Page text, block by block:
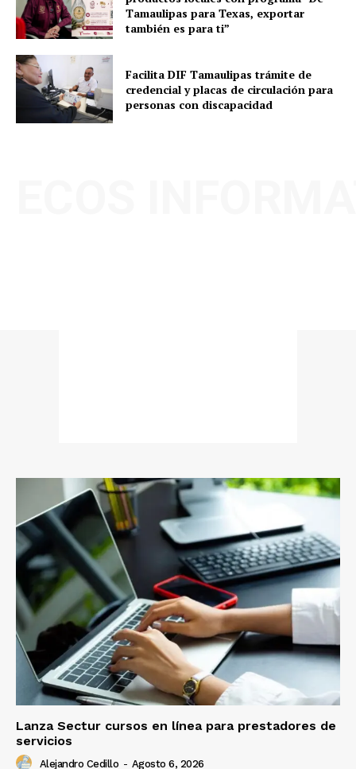
Tamaulipas para Texas, exportar
también es para ti”
Facilita DIF Tamaulipas trámite de
credencial y placas de circulación para
personas con discapacidad
Lanza Sectur cursos en línea para prestadores de
servicios
Alejandro Cedillo - Agosto 6, 2026